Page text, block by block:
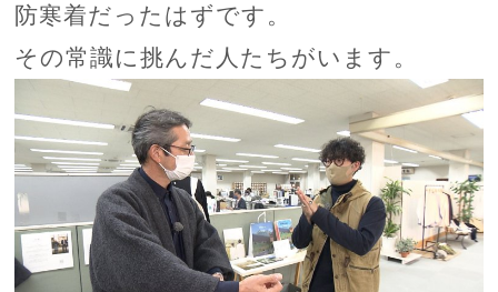
防寒着だったはずです。
その常識に挑んだ人たちがいます。